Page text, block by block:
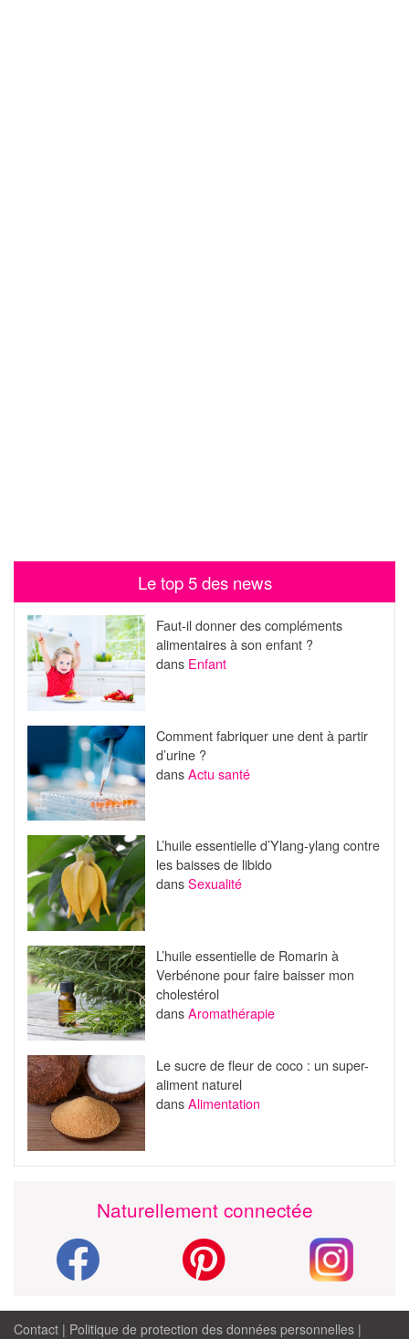
Le top 5 des news
Faut-il donner des compléments
alimentaires à son enfant ?
dans Enfant
Comment fabriquer une dent à partir
d’urine ?
dansActu santé
L’huile essentielle d’Ylang-ylang contre
les baisses de libido
dansSexualité
L’huile essentielle de Romarin à
Verbénone pour faire baisser mon
cholestérol
dansAromathérapie
Le sucre de fleur de coco : un super-
aliment naturel
dansAlimentation
Naturellement connectée
Contact | Politique de protection des données personnelles |